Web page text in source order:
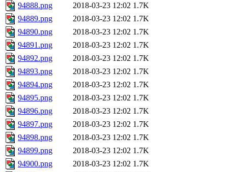
94888.png
2018-03-23 12:02 1.7K
94889.png
2018-03-23 12:02 1.7K
94890.png
2018-03-23 12:02 1.7K
94891.png
2018-03-23 12:02 1.7K
94892.png
2018-03-23 12:02 1.7K
94893.png
2018-03-23 12:02 1.7K
94894.png
2018-03-23 12:02 1.7K
94895.png
2018-03-23 12:02 1.7K
94896.png
2018-03-23 12:02 1.7K
94897.png
2018-03-23 12:02 1.7K
94898.png
2018-03-23 12:02 1.7K
94899.png
2018-03-23 12:02 1.7K
94900.png
2018-03-23 12:02 1.7K